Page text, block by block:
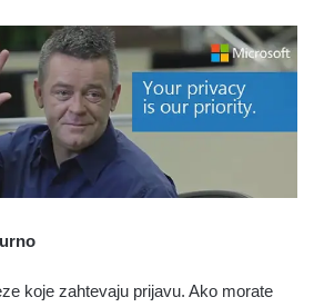
koje zahtevaju prijavu. Ako morate